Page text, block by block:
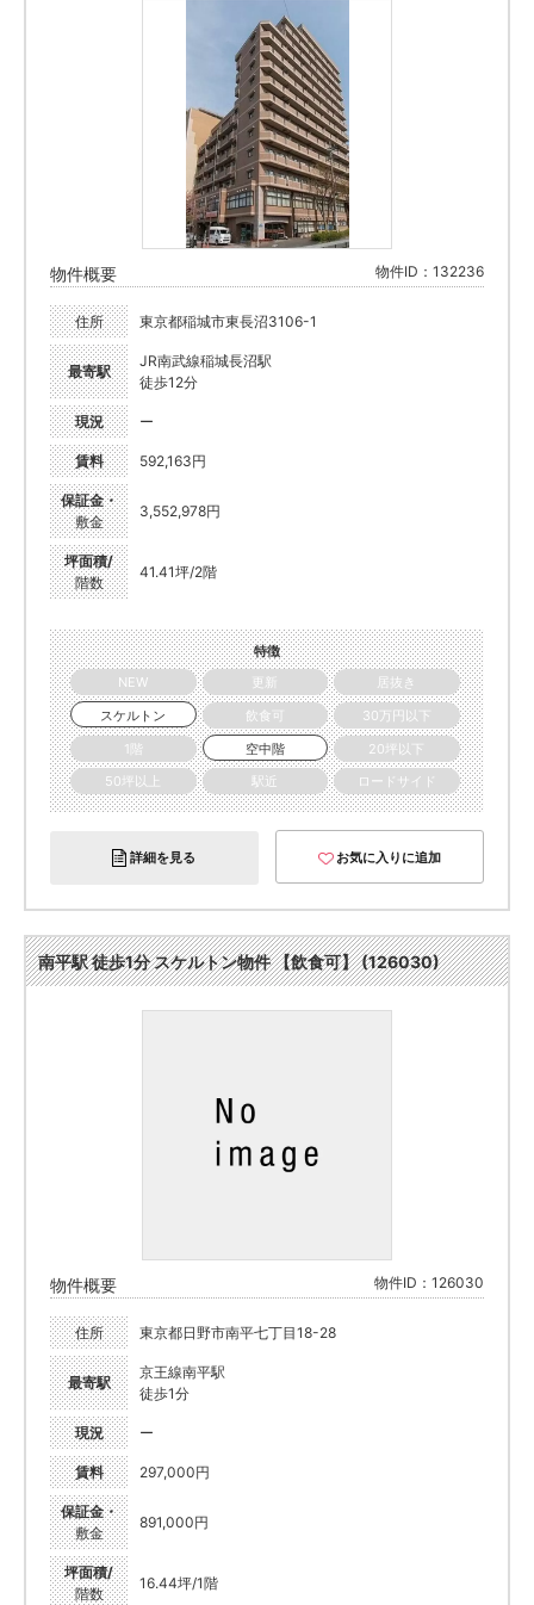
物件概要 物件ID：132236
住所 東京都稲城市東長沼3106-1
最寄駅
JR南武線稲城長沼駅
徒歩12分
現況 ー
賃料 592,163円
保証金・
敷金
3,552,978円
坪面積/
階数
41.41坪/2階
特徴
NEW
更新
居抜き
スケルトン
飲食可
30万円以下
1階
空中階
20坪以下
50坪以上
駅近 ロードサイド
詳細を見る お気に入りに追加
南平駅 徒歩1分 スケルトン物件 【飲食可】 (126030)
物件概要 物件ID：126030
住所 東京都日野市南平七丁目18-28
最寄駅
京王線南平駅
徒歩1分
現況 ー
賃料 297,000円
保証金・
敷金
891,000円
坪面積/
階数
16.44坪/1階